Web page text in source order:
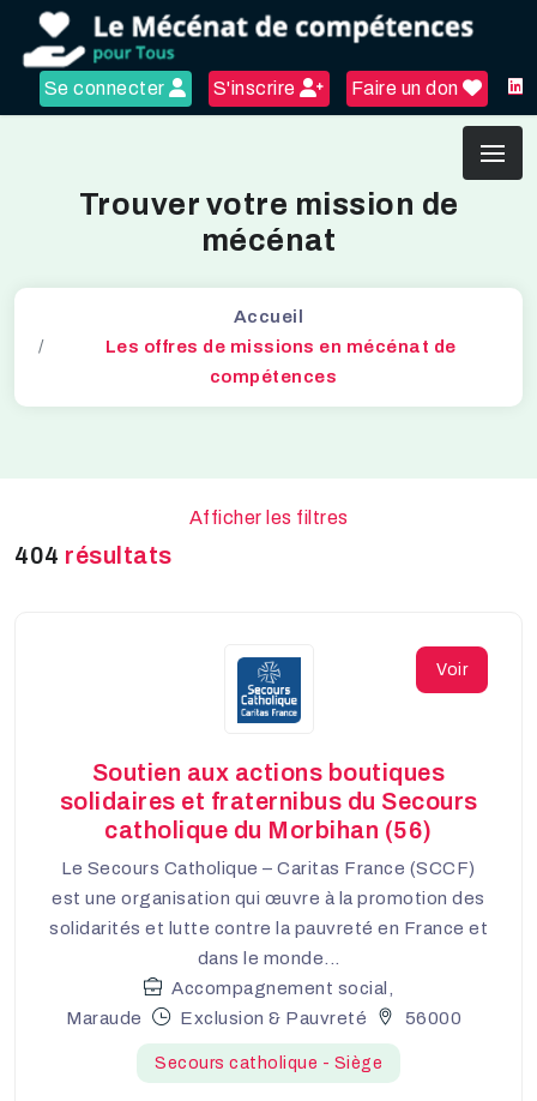
Se connecter S'inscrire Faire un don
Trouver votre mission de
mécénat
Accueil
Les offres de missions en mécénat de
compétences
Afficher les filtres
404 résultats
Voir
Soutien aux actions boutiques
solidaires et fraternibus du Secours
catholique du Morbihan (56)
Le Secours Catholique – Caritas France (SCCF)
est une organisation qui œuvre à la promotion des
solidarités et lutte contre la pauvreté en France et
dans le monde...
Accompagnement social,
Maraude
Exclusion & Pauvreté 56000
Secours catholique - Siège